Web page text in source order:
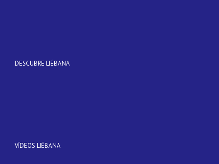
DESCUBRE LIÉBANA
VÍDEOS LIÉBANA